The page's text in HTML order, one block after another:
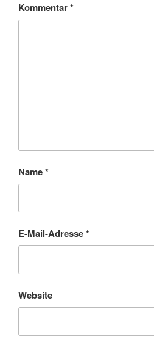
Kommentar*
Name*
E-Mail-Adresse*
Website